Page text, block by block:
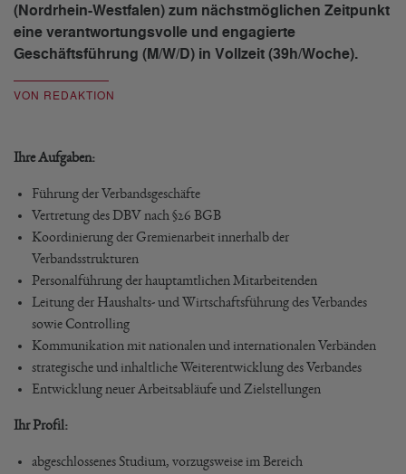
(Nordrhein-Westfalen) zum nächstmöglichen Zeitpunkt
eine verantwortungsvolle und engagierte
Geschäftsführung (M/W/D) in Vollzeit (39h/Woche).
VON REDAKTION
Ihre Aufgaben:
Führung der Verbandsgeschäfte
Vertretung des DBV nach §26 BGB
Koordinierung der Gremienarbeit innerhalb der
Verbandsstrukturen
Personalführung der hauptamtlichen Mitarbeitenden
Leitung der Haushalts- und Wirtschaftsführung des Verbandes
sowie Controlling
Kommunikation mit nationalen und internationalen Verbänden
strategische und inhaltliche Weiterentwicklung des Verbandes
Entwicklung neuer Arbeitsabläufe und Zielstellungen
Ihr Profil:
abgeschlossenes Studium, vorzugsweise im Bereich